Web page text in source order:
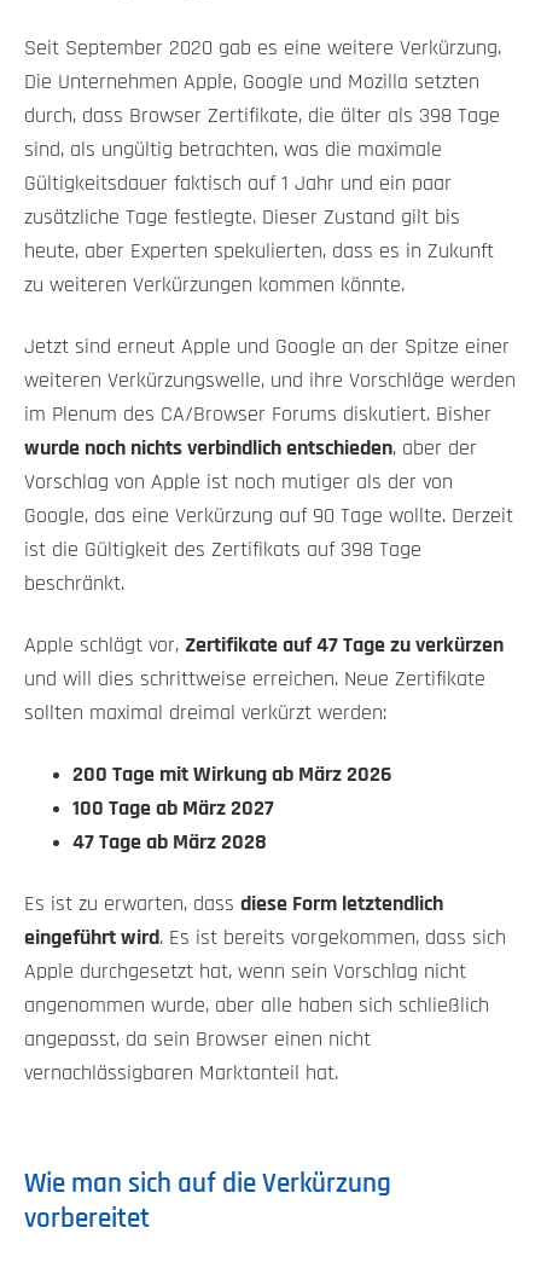
Seit September 2020 gab es eine weitere Verkürzung.
Die Unternehmen Apple, Google und Mozilla setzten
durch, dass Browser Zertifikate, die älter als 398 Tage
sind, als ungültig betrachten, was die maximale
Gültigkeitsdauer faktisch auf 1 Jahr und ein paar
zusätzliche Tage festlegte. Dieser Zustand gilt bis
heute, aber Experten spekulierten, dass es in Zukunft
zu weiteren Verkürzungen kommen könnte.
Jetzt sind erneut Apple und Google an der Spitze einer
weiteren Verkürzungswelle, und ihre Vorschläge werden
im Plenum des CA/Browser Forums diskutiert. Bisher
wurde noch nichts verbindlich entschieden, aber der
Vorschlag von Apple ist noch mutiger als der von
Google, das eine Verkürzung auf 90 Tage wollte. Derzeit
ist die Gültigkeit des Zertifikats auf 398 Tage
beschränkt.
Apple schlägt vor, Zertifikate auf 47 Tage zu verkürzen
und will dies schrittweise erreichen. Neue Zertifikate
sollten maximal dreimal verkürzt werden:
200 Tage mit Wirkung ab März 2026
100 Tage ab März 2027
47 Tage ab März 2028
Es ist zu erwarten, dass diese Form letztendlich
eingeführt wird. Es ist bereits vorgekommen, dass sich
Apple durchgesetzt hat, wenn sein Vorschlag nicht
angenommen wurde, aber alle haben sich schließlich
angepasst, da sein Browser einen nicht
vernachlässigbaren Marktanteil hat.
Wie man sich auf die Verkürzung
vorbereitet